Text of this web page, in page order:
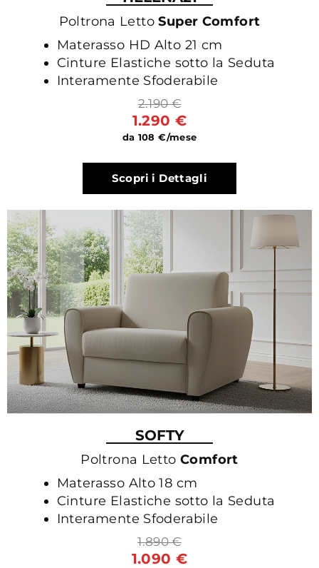
Poltrona LettoSuper Comfort
Materasso HD Alto 21 cm
Cinture Elastiche sotto la Seduta
Interamente Sfoderabile
2.190 €
1.290 €
da 108 €/mese
Scopri i Dettagli
SOFTY
Poltrona LettoComfort
Materasso Alto 18 cm
Cinture Elastiche sotto la Seduta
Interamente Sfoderabile
1.890 €
1.090 €